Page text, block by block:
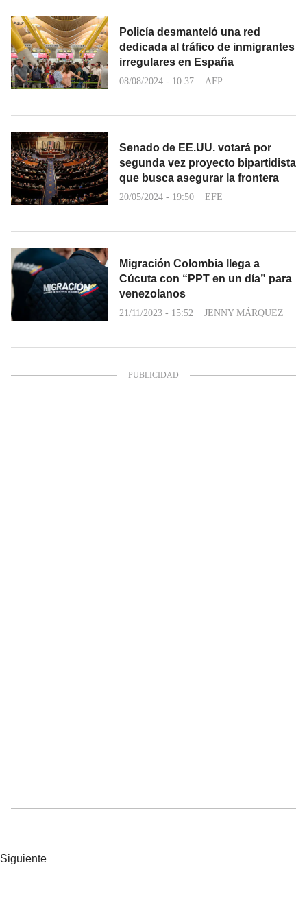
Policía desmanteló una red
dedicada al tráfico de inmigrantes
irregulares en España
08/08/2024 - 10:37 AFP
Senado de EE.UU. votará por
segunda vez proyecto bipartidista
que busca asegurar la frontera
20/05/2024 - 19:50 EFE
Migración Colombia llega a
Cúcuta con “PPT en un día” para
venezolanos
21/11/2023 - 15:52 JENNY MÁRQUEZ
Siguiente